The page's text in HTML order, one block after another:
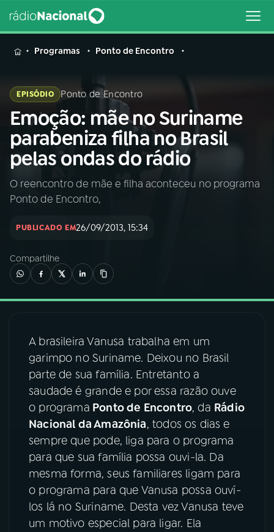
MENU
Buscar
na
Rádio
Nacional
Buscar
AO VIVO
INÍCIO
02A RÁDIO
03PROGRAMAÇÃO
04PROGRAMAS
PODCASTS
06VIDEOCASTS
ÚLTIMAS
08FESTIVAL DE MÚSICA
Programas Ponto de Encontro
EPISÓDIO Ponto de Encontro
Emoção: mãe no Suriname
parabeniza filha no Brasil
pelas ondas do rádio
O reencontro de mãe e filha aconteceu no programa
Ponto de Encontro,
PUBLICADO EM26/09/2013, 15:34
Compartilhe
A brasileira Vanusa trabalha em um
garimpo no Suriname. Deixou no Brasil
parte de sua família. Entretanto a
saudade é grande e por essa razão ouve
o programa Ponto de Encontro, da Rádio
Nacional da Amazônia, todos os dias e
sempre que pode, liga para o programa
para que sua família possa ouvi-la. Da
mesma forma, seus familiares ligam para
o programa para que Vanusa possa ouví-
los lá no Suriname. Desta vez Vanusa teve
um motivo especial para ligar. Ela